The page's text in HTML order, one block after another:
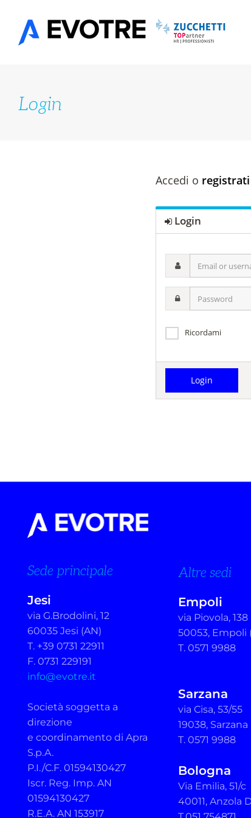
contenuto
Login
Accedi o registrati
Login
Ricordami
Sede principale
Jesi
via G.Brodolini, 12
60035 Jesi (AN)
T. +39 0731 22911
F. 0731 229191
info@evotre.it
Società soggetta a
direzione
e coordinamento di Apra
S.p.A.
P.I./C.F. 01594130427
Iscr. Reg. Imp. AN
01594130427
R.E.A. AN 153917
Altre sedi
Empoli
via Piovola, 138
50053, Empoli
T. 0571 9988
Sarzana
via Cisa, 53/55
19038, Sarzana
T. 0571 9988
Bologna
Via Emilia, 51/c
40011, Anzola